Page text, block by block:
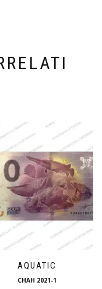
AQUATIC
CHAH 2021-1